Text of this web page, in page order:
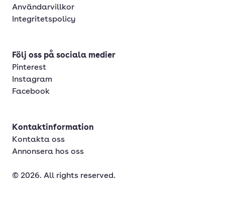
Användarvillkor
Integritetspolicy
Följ oss på sociala medier
Pinterest
Instagram
Facebook
Kontaktinformation
Kontakta oss
Annonsera hos oss
© 2026. All rights reserved.